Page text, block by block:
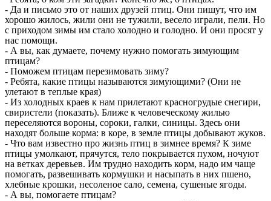
- Да и письмо это от наших друзей птиц. Они пишут, что им
хорошо жилось, жили они не тужили, весело играли, пели. Но
с приходом зимы им стало холодно и голодно. И они просят у
нас помощи.
- А вы, как думаете, почему нужно помогать зимующим
птицам?
- Поможем птицам перезимовать зиму?
- Ребята, какие птицы называются зимующими? (Они не
улетают в теплые края)
- Из холодных краев к нам прилетают красногрудые снегири,
свиристели (показать). Ближе к человеческому жилью
переселяются вороны, сороки, галки, синицы. Здесь они
находят больше корма: в коре, в земле птицы добывают жуков.
- Что вам известно про жизнь птиц в зимнее время? К зиме
птицы умолкают, прячутся, тело покрывается пухом, ночуют
на ветках деревьев. Им трудно находить корм, надо им чаще
помогать, развешивать кормушки и насыпать в них пшено,
хлебные крошки, несоленое сало, семена, сушеные ягоды.
- А вы, помогаете птицам?